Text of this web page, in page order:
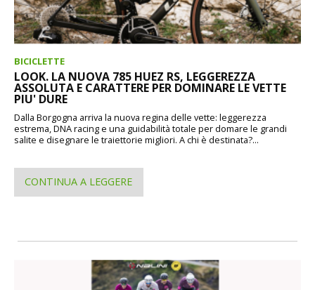
BICICLETTE
LOOK. LA NUOVA 785 HUEZ RS, LEGGEREZZA
ASSOLUTA E CARATTERE PER DOMINARE LE VETTE
PIU' DURE
Dalla Borgogna arriva la nuova regina delle vette: leggerezza
estrema, DNA racing e una guidabilità totale per domare le grandi
salite e disegnare le traiettorie migliori. A chi è destinata?...
CONTINUA A LEGGERE